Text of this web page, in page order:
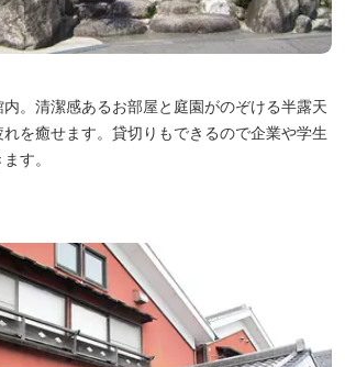
。清潔感あるお部屋と庭園がのぞける半露天
を癒せます。貸切りもできるので企業や学生
す。